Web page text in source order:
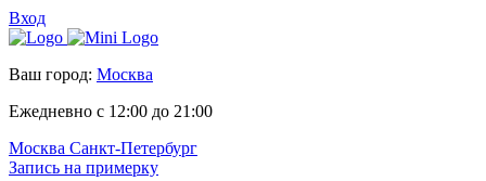
Вход
Ваш город: Москва
Ежедневно с 12:00 до 21:00
Москва Санкт-Петербург
Запись на примерку